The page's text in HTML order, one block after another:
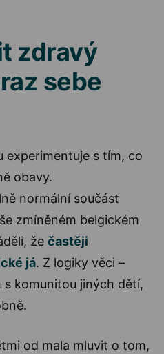
zdravý
sebe
experimentuje s tím, co
obavy.
normální součást
zmíněném belgickém
že častěji
já. Z logiky věci –
komunitou jiných dětí,
od mala mluvit o tom,